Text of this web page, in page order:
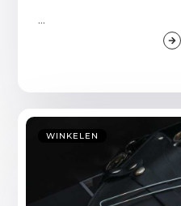
...
WINKELEN